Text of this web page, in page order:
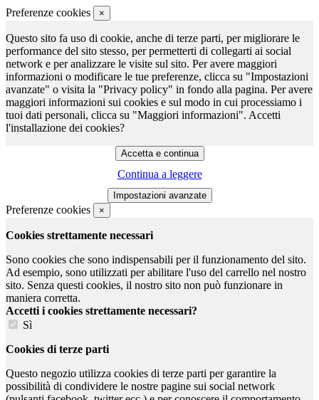
Preferenze cookies ×
Questo sito fa uso di cookie, anche di terze parti, per migliorare le
performance del sito stesso, per permetterti di collegarti ai social
network e per analizzare le visite sul sito. Per avere maggiori
informazioni o modificare le tue preferenze, clicca su "Impostazioni
avanzate" o visita la "Privacy policy" in fondo alla pagina. Per avere
maggiori informazioni sui cookies e sul modo in cui processiamo i
tuoi dati personali, clicca su "Maggiori informazioni". Accetti
l'installazione dei cookies?
Continua a leggere
Preferenze cookies ×
Cookies strettamente necessari
Sono cookies che sono indispensabili per il funzionamento del sito.
Ad esempio, sono utilizzati per abilitare l'uso del carrello nel nostro
sito. Senza questi cookies, il nostro sito non può funzionare in
maniera corretta.
Accetti i cookies strettamente necessari?
Sì
Cookies di terze parti
Questo negozio utilizza cookies di terze parti per garantire la
possibilità di condividere le nostre pagine sui social network